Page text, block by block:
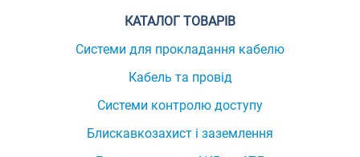
КАТАЛОГ ТОВАРІВ
Системи для прокладання кабелю
Кабель та провід
Системи контролю доступу
Блискавкозахист і заземлення